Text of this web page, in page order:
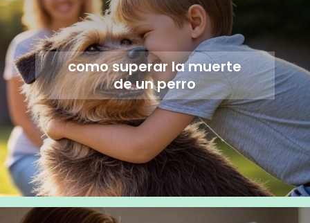
como superar la muerte
de un perro